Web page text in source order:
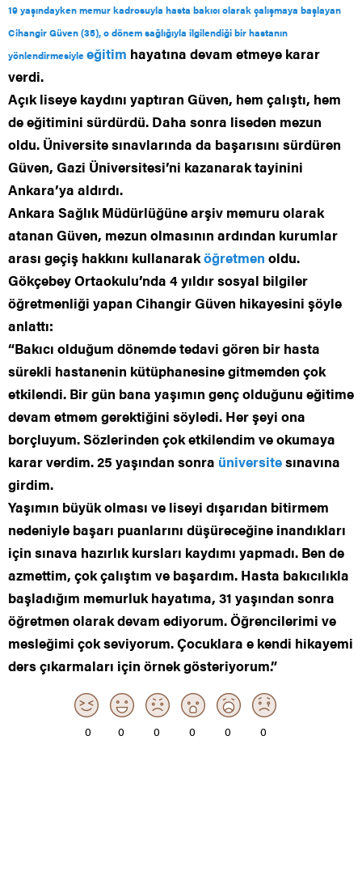
19 yaşındayken memur kadrosuyla hasta bakıcı olarak çalışmaya başlayan
Cihangir Güven (35), o dönem sağlığıyla ilgilendiği bir hastanın
yönlendirmesiyleeğitim hayatına devam etmeye karar
verdi.
Açık liseye kaydını yaptıran Güven, hem çalıştı, hem
de eğitimini sürdürdü. Daha sonra liseden mezun
oldu. Üniversite sınavlarında da başarısını sürdüren
Güven, Gazi Üniversitesi’ni kazanarak tayinini
Ankara’ya aldırdı.
Ankara Sağlık Müdürlüğüne arşiv memuru olarak
atanan Güven, mezun olmasının ardından kurumlar
arası geçiş hakkını kullanaraköğretmen oldu.
Gökçebey Ortaokulu’nda 4 yıldır sosyal bilgiler
öğretmenliği yapan Cihangir Güven hikayesini şöyle
anlattı:
“Bakıcı olduğum dönemde tedavi gören bir hasta
sürekli hastanenin kütüphanesine gitmemden çok
etkilendi. Bir gün bana yaşımın genç olduğunu eğitime
devam etmem gerektiğini söyledi. Her şeyi ona
borçluyum. Sözlerinden çok etkilendim ve okumaya
karar verdim. 25 yaşından sonra üniversitesınavına
girdim.
Yaşımın büyük olması ve liseyi dışarıdan bitirmem
nedeniyle başarı puanlarını düşüreceğine inandıkları
için sınava hazırlık kursları kaydımı yapmadı. Ben de
azmettim, çok çalıştım ve başardım. Hasta bakıcılıkla
başladığım memurluk hayatıma, 31 yaşından sonra
öğretmen olarak devam ediyorum. Öğrencilerimi ve
mesleğimi çok seviyorum. Çocuklara e kendi hikayemi
ders çıkarmaları için örnek gösteriyorum.”
0 0 0 0 0 0